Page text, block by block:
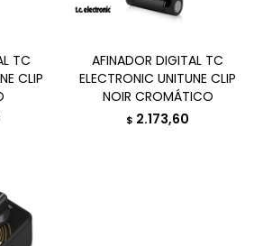
TC
CLIP
AFINADOR DIGITAL TC
ELECTRONIC UNITUNE CLIP
NOIR CROMÁTICO
$ 2.173,60